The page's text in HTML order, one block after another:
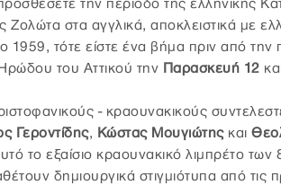
την περίοδο της ελληνικής
στα αγγλικά, αποκλειστικά με
1959, τότε είστε ένα βήμα πριν από την
του Αττικού την Παρασκευή 12
- κραουνακικούς
Γεροντίδης, Κώστας Μουγιώτηςκαι
το εξαίσιο κραουνακικό λιμπρέτο των
δημιουργικά στιγμιότυπα από τις